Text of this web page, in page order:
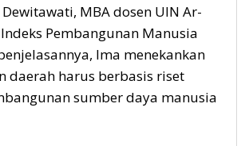
MBA dosen UIN Ar-
Pembangunan Manusia
Ima menekankan
daerah harus berbasis riset
sumber daya manusia